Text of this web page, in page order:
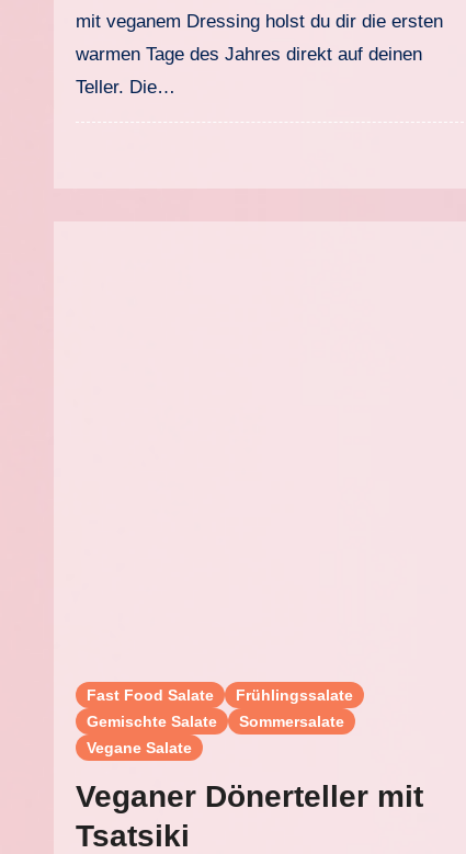
mit veganem Dressing holst du dir die ersten
warmen Tage des Jahres direkt auf deinen
Teller. Die…
Fast Food Salate
Frühlingssalate
Gemischte Salate
Sommersalate
Vegane Salate
Veganer Dönerteller mit
Tsatsiki